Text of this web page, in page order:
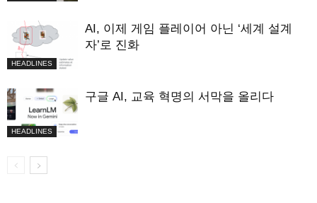
HEADLINES
AI, 이제 게임 플레이어 아닌 ‘세계 설계
자’로 진화
HEADLINES
구글 AI, 교육 혁명의 서막을 올리다